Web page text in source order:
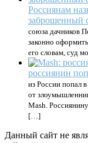
Россиянам
заброшенный
союза дачников
законно
его словам, суд
россиянин
из России попал
от
Mash.
[…]
Данный сайт не